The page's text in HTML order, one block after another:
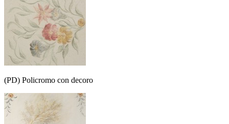
(PD) Policromo con decoro